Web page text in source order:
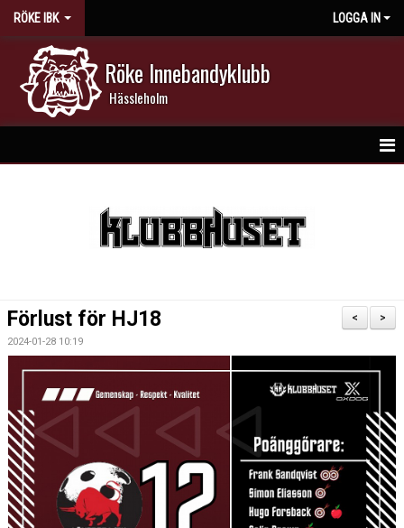
RÖKE IBK LOGGA IN
Röke Innebandyklubb
Hässleholm
MATCHER
MEDLEMSKAP
WEBBSHOP
KONTAKTER
>
<
Förlust för HJ18
2024-01-28 10:19